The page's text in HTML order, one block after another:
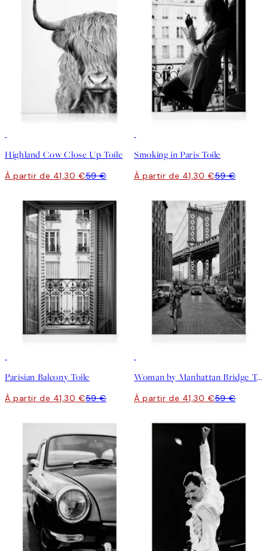
Highland Cow Close Up Toile
À partir de 41,30 €59 €
Smoking in Paris Toile
À partir de 41,30 €59 €
Parisian Balcony Toile
À partir de 41,30 €59 €
Woman by Manhattan Bridge Toile
À partir de 41,30 €59 €